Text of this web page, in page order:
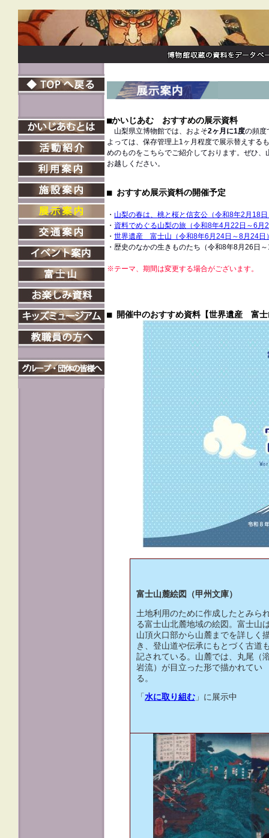
■かいじあむ おすすめの展示資料
山梨県立博物館では、およそ2ヶ月に1度の頻度
よっては、保存管理上1ヶ月程度で展示替えする
めのものをこちらでご紹介しております。ぜひ
お越しください。
■ おすすめ展示資料の開催予定
・ 山梨の春は、桃と桜と信玄公（令和8年2月18
・ 資料でめぐる山梨の旅（令和8年4月22日～6月
・ 世界遺産 富士山（令和8年6月24日～8月24日
・歴史のなかの生きものたち（令和8年8月26日
※テーマ、期間は変更する場合がございます。
■ 開催中のおすすめ資料【世界遺産 富士
富士山麓絵図（甲州文庫）
土地利用のために作成したとみら
る富士山北麓地域の絵図。富士山
山頂火口部から山麓までを詳しく
き、登山道や伝承にもとづく古道
記されている。山麓では、丸尾（
岩流）が目立った形で描かれてい
る。
「 水に取り組む 」に展示中